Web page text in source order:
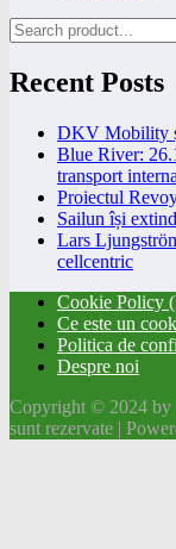
Recent Posts
DKV Mobility
Blue River:
transport
Proiectul
Sailun își
Lars
cellcentric
Cookie Policy
Ce este un
Politica de
Despre noi
Copyright © 2024
sunt rezervate |